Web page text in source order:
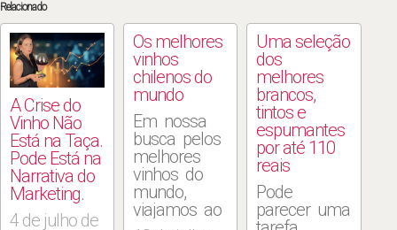
Relacionado
A Crise do
Vinho Não
Está na Taça.
Pode Está na
Narrativa do
Marketing.
4 de julho de
Os melhores
vinhos
chilenos do
mundo
Em nossa
busca pelos
melhores
vinhos do
mundo,
viajamos ao
Uma seleção
dos
melhores
brancos,
tintos e
espumantes
por até 110
reais
Pode
parecer uma